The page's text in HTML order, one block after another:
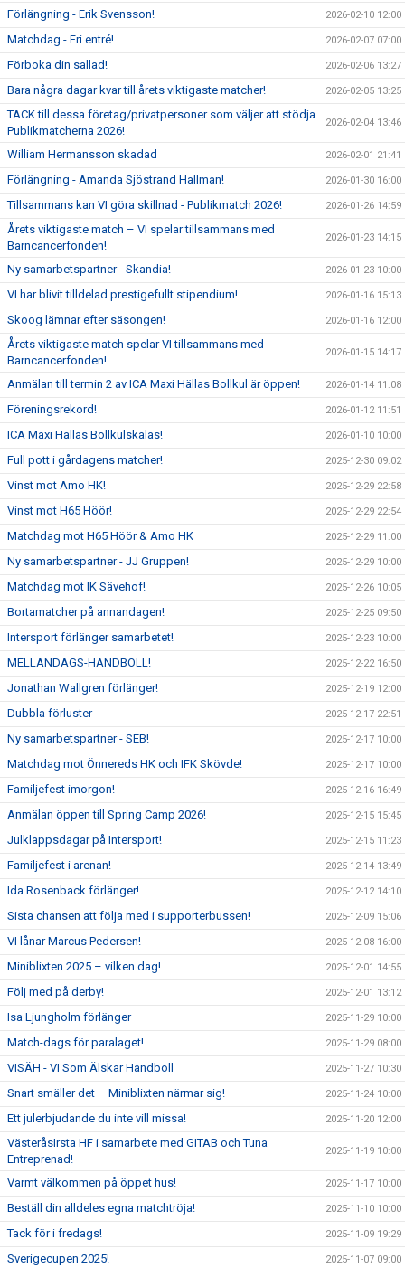
Förlängning - Erik Svensson! 2026-02-10 12:00
Matchdag - Fri entré! 2026-02-07 07:00
Förboka din sallad! 2026-02-06 13:27
Bara några dagar kvar till årets viktigaste matcher! 2026-02-05 13:25
TACK till dessa företag/privatpersoner som väljer att stödja
Publikmatcherna 2026!
2026-02-04 13:46
William Hermansson skadad 2026-02-01 21:41
Förlängning - Amanda Sjöstrand Hallman! 2026-01-30 16:00
Tillsammans kan VI göra skillnad - Publikmatch 2026! 2026-01-26 14:59
Årets viktigaste match – VI spelar tillsammans med
Barncancerfonden!
2026-01-23 14:15
Ny samarbetspartner - Skandia! 2026-01-23 10:00
VI har blivit tilldelad prestigefullt stipendium! 2026-01-16 15:13
Skoog lämnar efter säsongen! 2026-01-16 12:00
Årets viktigaste match spelar VI tillsammans med
Barncancerfonden!
2026-01-15 14:17
Anmälan till termin 2 av ICA Maxi Hällas Bollkul är öppen! 2026-01-14 11:08
Föreningsrekord! 2026-01-12 11:51
ICA Maxi Hällas Bollkulskalas! 2026-01-10 10:00
Full pott i gårdagens matcher! 2025-12-30 09:02
Vinst mot Amo HK! 2025-12-29 22:58
Vinst mot H65 Höör! 2025-12-29 22:54
Matchdag mot H65 Höör & Amo HK 2025-12-29 11:00
Ny samarbetspartner - JJ Gruppen! 2025-12-29 10:00
Matchdag mot IK Sävehof! 2025-12-26 10:05
Bortamatcher på annandagen! 2025-12-25 09:50
Intersport förlänger samarbetet! 2025-12-23 10:00
MELLANDAGS-HANDBOLL! 2025-12-22 16:50
Jonathan Wallgren förlänger! 2025-12-19 12:00
Dubbla förluster 2025-12-17 22:51
Ny samarbetspartner - SEB! 2025-12-17 10:00
Matchdag mot Önnereds HK och IFK Skövde! 2025-12-17 10:00
Familjefest imorgon! 2025-12-16 16:49
Anmälan öppen till Spring Camp 2026! 2025-12-15 15:45
Julklappsdagar på Intersport! 2025-12-15 11:23
Familjefest i arenan! 2025-12-14 13:49
Ida Rosenback förlänger! 2025-12-12 14:10
Sista chansen att följa med i supporterbussen! 2025-12-09 15:06
VI lånar Marcus Pedersen! 2025-12-08 16:00
Miniblixten 2025 – vilken dag! 2025-12-01 14:55
Följ med på derby! 2025-12-01 13:12
Isa Ljungholm förlänger 2025-11-29 10:00
Match-dags för paralaget! 2025-11-29 08:00
VISÄH - VI Som Älskar Handboll 2025-11-27 10:30
Snart smäller det – Miniblixten närmar sig! 2025-11-24 10:00
Ett julerbjudande du inte vill missa! 2025-11-20 12:00
VästeråsIrsta HF i samarbete med GITAB och Tuna
Entreprenad!
2025-11-19 10:00
Varmt välkommen på öppet hus! 2025-11-17 10:00
Beställ din alldeles egna matchtröja! 2025-11-10 10:00
Tack för i fredags! 2025-11-09 19:29
Sverigecupen 2025! 2025-11-07 09:00